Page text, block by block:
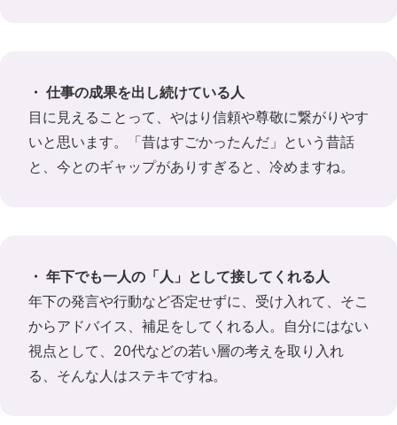
・ 仕事の成果を出し続けている人
目に見えることって、やはり信頼や尊敬に繋がりやす
いと思います。「昔はすごかったんだ」という昔話
と、今とのギャップがありすぎると、冷めますね。
・ 年下でも一人の「人」として接してくれる人
年下の発言や行動など否定せずに、受け入れて、そこ
からアドバイス、補足をしてくれる人。自分にはない
視点として、20代などの若い層の考えを取り入れ
る、そんな人はステキですね。